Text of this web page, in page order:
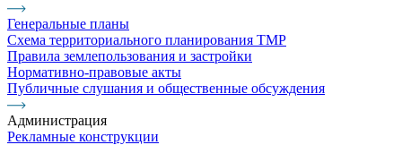
Генеральные планы
Схема территориального планирования ТМР
Правила землепользования и застройки
Нормативно-правовые акты
Публичные слушания и общественные обсуждения
Администрация
Рекламные конструкции